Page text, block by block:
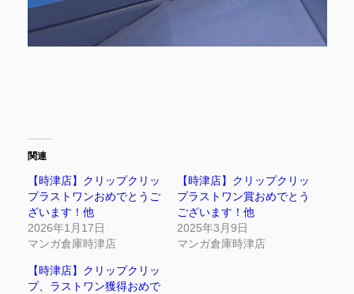
関連
【時津店】クリップクリッ
プラストワンおめでとうご
ざいます！他
2026年1月17日
マンガ倉庫時津店
【時津店】クリップクリッ
プラストワン賞おめでとう
ございます！他
2025年3月9日
マンガ倉庫時津店
【時津店】クリップクリッ
プ、ラストワン獲得おめで